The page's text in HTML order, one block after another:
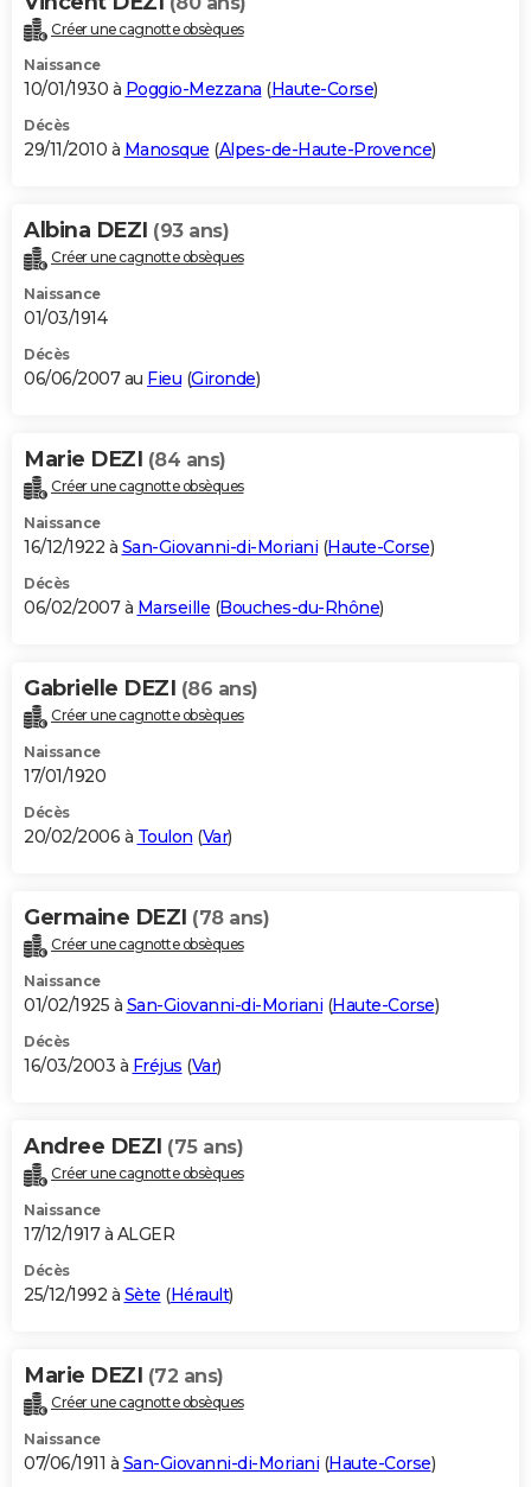
Créer une cagnotte obsèques
Naissance
10/01/1930 à Poggio-Mezzana (Haute-Corse)
Décès
29/11/2010 à Manosque (Alpes-de-Haute-Provence)
Albina DEZI (93 ans)
Créer une cagnotte obsèques
Naissance
01/03/1914
Décès
06/06/2007 au Fieu (Gironde)
Marie DEZI (84 ans)
Créer une cagnotte obsèques
Naissance
16/12/1922 à San-Giovanni-di-Moriani (Haute-Corse)
Décès
06/02/2007 à Marseille (Bouches-du-Rhône)
Gabrielle DEZI (86 ans)
Créer une cagnotte obsèques
Naissance
17/01/1920
Décès
20/02/2006 à Toulon (Var)
Germaine DEZI (78 ans)
Créer une cagnotte obsèques
Naissance
01/02/1925 à San-Giovanni-di-Moriani (Haute-Corse)
Décès
16/03/2003 à Fréjus (Var)
Andree DEZI (75 ans)
Créer une cagnotte obsèques
Naissance
17/12/1917 à ALGER
Décès
25/12/1992 à Sète (Hérault)
Marie DEZI (72 ans)
Créer une cagnotte obsèques
Naissance
07/06/1911 à San-Giovanni-di-Moriani (Haute-Corse)